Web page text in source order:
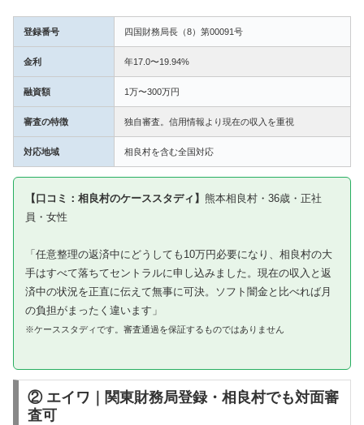
登録番号 四国財務局長（8）第00091号
金利 年17.0〜19.94%
融資額 1万〜300万円
審査の特徴 独自審査。信用情報より現在の収入を重視
対応地域 相良村を含む全国対応
【口コミ：相良村のケーススタディ】 熊本相良村・36歳・正社
員・女性
「任意整理の返済中にどうしても10万円必要になり、相良村の大
手はすべて落ちてセントラルに申し込みました。現在の収入と返
済中の状況を正直に伝えて無事に可決。ソフト闇金と比べれば月
の負担がまったく違います」
※ケーススタディです。審査通過を保証するものではありません
② エイワ｜関東財務局登録・相良村でも対面審
査可